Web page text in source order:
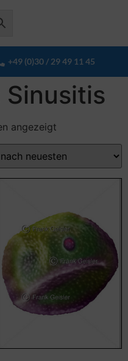
+49 (0)30 / 29 49 11 45
angezeigt